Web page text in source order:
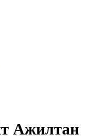
Ажилтан